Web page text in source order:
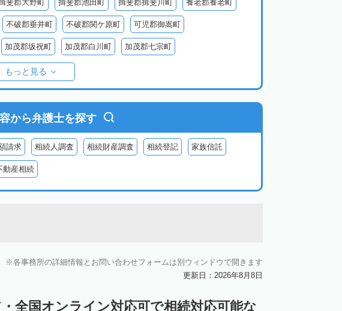
斐郡大野町 揖斐郡池田町 揖斐郡揖斐川町 養老郡養老町
不破郡垂井町 不破郡関ケ原町 可児郡御嵩町
加茂郡坂祝町 加茂郡白川町 加茂郡七宗町
もっと見る
から弁護士を探す
請求 相続人調査 相続財産調査 相続登記 家族信託
動産相続
各事務所の詳細情報とお問い合わせフォームは別ウィンドウで開きます
更新日：2026年8月8日
全国オンライン対応可で相続対応可能な